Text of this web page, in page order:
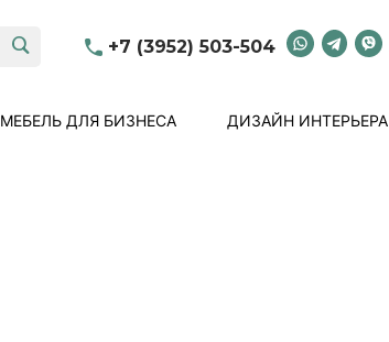
+7 (3952) 503-504
МЕБЕЛЬ ДЛЯ БИЗНЕСА ДИЗАЙН ИНТЕРЬЕРА